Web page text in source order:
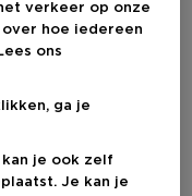
verkeer op onze
hoe iedereen
ons
ga je
kan je ook zelf
Je kan je